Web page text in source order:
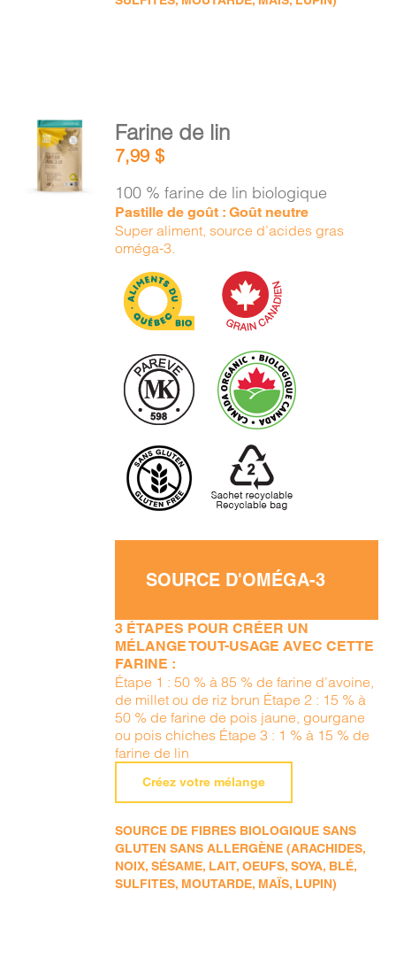
AJOUTER
AU
PANIER
/
Farine de lin
7,99$
100 % farine de lin biologique
Pastille de goût : Goût neutre
Super aliment, source d’acides gras
oméga-3.
SOURCE D'OMÉGA-3
3 ÉTAPES POUR CRÉER UN
MÉLANGE TOUT-USAGE AVEC CETTE
FARINE :
Étape 1 : 50 % à 85 % de farine d’avoine,
de millet ou de riz brun Étape 2 : 15 % à
50 % de farine de pois jaune, gourgane
ou pois chiches Étape 3 : 1 % à 15 % de
farine de lin
Créez votre mélange
SOURCE DE FIBRES BIOLOGIQUE SANS
GLUTEN SANS ALLERGÈNE (ARACHIDES,
NOIX, SÉSAME, LAIT, OEUFS, SOYA, BLÉ,
SULFITES, MOUTARDE, MAÏS, LUPIN)